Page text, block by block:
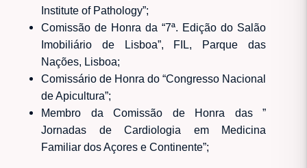
Institute of Pathology”;
Comissão de Honra da “7ª. Edição do Salão
Imobiliário de Lisboa”, FIL, Parque das
Nações, Lisboa;
Comissário de Honra do “Congresso Nacional
de Apicultura”;
Membro da Comissão de Honra das ”
Jornadas de Cardiologia em Medicina
Familiar dos Açores e Continente”;